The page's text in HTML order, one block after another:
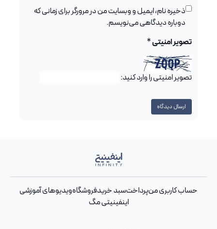
ذخیره نام، ایمیل و وبسایت من در مرورگر برای زمانی که
دوباره دیدگاهی می‌نویسم.
تصویر امنیتی*
تصویر امنیتی را وارد کنید:
حساب کاربری منپرداختسبد خریدفروشگاهویدیوهای آموزشی
اینفینیتی مگ